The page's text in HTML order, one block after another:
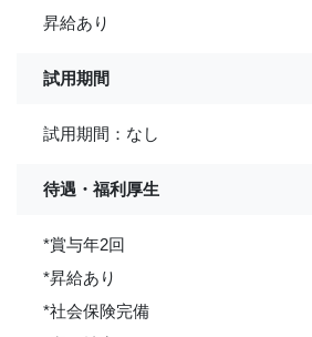
昇給あり
試用期間
試用期間：なし
待遇・福利厚生
*賞与年2回
*昇給あり
*社会保険完備